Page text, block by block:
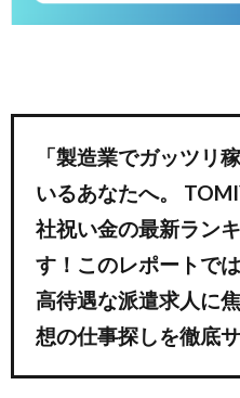
「製造業でガッツリ
いるあなたへ。
社祝い金の最新ラン
す！このレポートで
高待遇な派遣求人に
想の仕事探しを徹底